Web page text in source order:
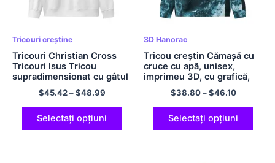
Tricouri creștine
Tricouri Christian Cross
Tricouri Isus Tricou
supradimensionat cu gâtul
O mărime UE Tricou cu
mâneci lungi Cămașă
casual pentru bărbați și
femei
$45.42–$48.99
Selectați opțiuni
3D Hanorac
Tricou creștin Cămașă cu
cruce cu apă, unisex,
imprimeu 3D, cu grafică,
fără glugă, tricou cu cruce,
tricou cool, amuzant,
noutate, cu mâneci lungi,
tricou din poliester cu gât
crestat
$38.80–$46.10
Selectați opțiuni